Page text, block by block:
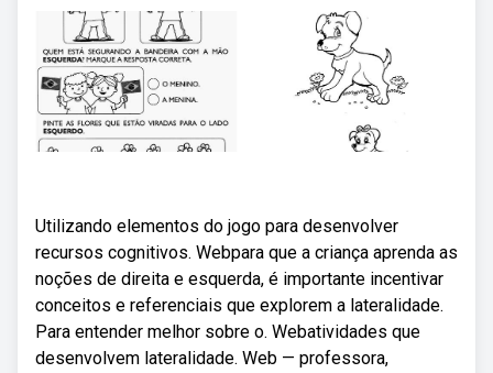
Utilizando elementos do jogo para desenvolver
recursos cognitivos. Webpara que a criança aprenda as
noções de direita e esquerda, é importante incentivar
conceitos e referenciais que explorem a lateralidade.
Para entender melhor sobre o. Webatividades que
desenvolvem lateralidade. Web — professora,